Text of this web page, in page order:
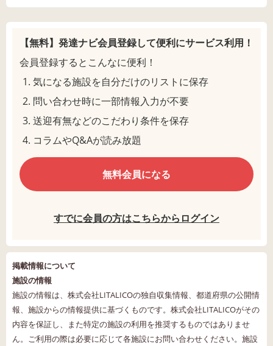
【無料】発達ナビ会員登録して便利にサービス利用！
会員登録するとこんなに便利！
気になる施設を自分だけのリストに保存
問い合わせ時に一部情報入力が不要
送迎有無などのこだわり条件を保存
コラムやQ&Aが読み放題
無料会員になる
すでに会員の方はこちらからログイン
掲載情報について
施設の情報
施設の情報は、株式会社LITALICOの独自収集情報、都道府県の公開情
報、施設からの情報提供に基づくものです。株式会社LITALICOがその
内容を保証し、また特定の施設の利用を推奨するものではありませ
ん。ご利用の際は必要に応じて各施設にお問い合わせください。施設